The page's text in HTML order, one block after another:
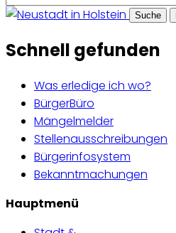
Suche
Schnell gefunden
Was erledige ich wo?
BürgerBüro
Mängelmelder
Stellenausschreibungen
Bürgerinfosystem
Bekanntmachungen
Hauptmenü